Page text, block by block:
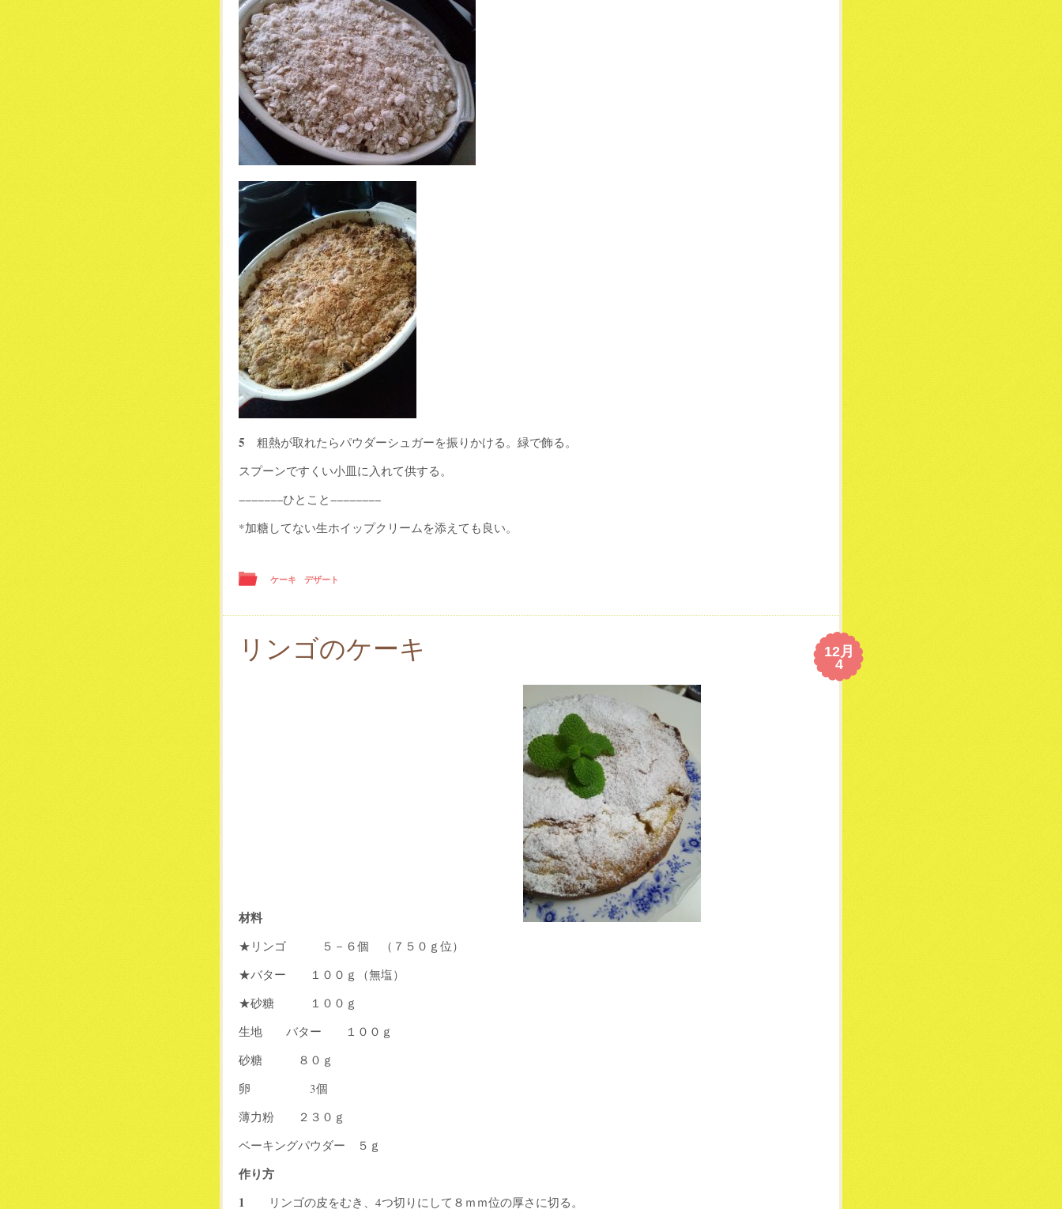
5 粗熱が取れたらパウダーシュガーを振りかける。緑で飾る。
スプーンですくい小皿に入れて供する。
−−−−−−−ひとこと−−−−−−−−
*加糖してない生ホイップクリームを添えても良い。
ケーキ デザート
12月
4
リンゴのケーキ
材料
★リンゴ ５－６個 （７５０ｇ位）
★バター １００ｇ（無塩）
★砂糖 １００ｇ
生地 バター １００ｇ
砂糖 ８０ｇ
卵 3個
薄力粉 ２３０ｇ
ベーキングパウダー ５ｇ
作り方
1
リンゴの皮をむき、4つ切りにして８ｍｍ位の厚さに切る。